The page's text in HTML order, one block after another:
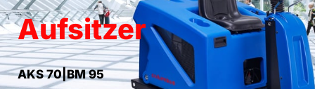
Aufsitzer
AKS 70|BM 95